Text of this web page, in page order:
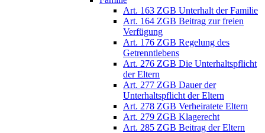
Art. 163 ZGB Unterhalt der Familie
Art. 164 ZGB Beitrag zur freien
Verfügung
Art. 176 ZGB Regelung des
Getrenntlebens
Art. 276 ZGB Die Unterhaltspflicht
der Eltern
Art. 277 ZGB Dauer der
Unterhaltspflicht der Eltern
Art. 278 ZGB Verheiratete Eltern
Art. 279 ZGB Klagerecht
Art. 285 ZGB Beitrag der Eltern